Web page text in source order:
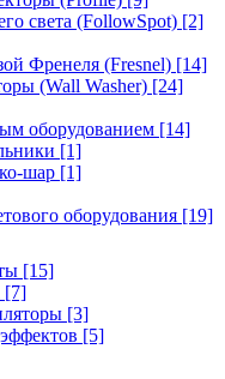
света (FollowSpot) [2]
Френеля (Fresnel) [14]
(Wall Washer) [24]
оборудованием [14]
[1]
шар [1]
оборудования [19]
[15]
[7]
[3]
[5]